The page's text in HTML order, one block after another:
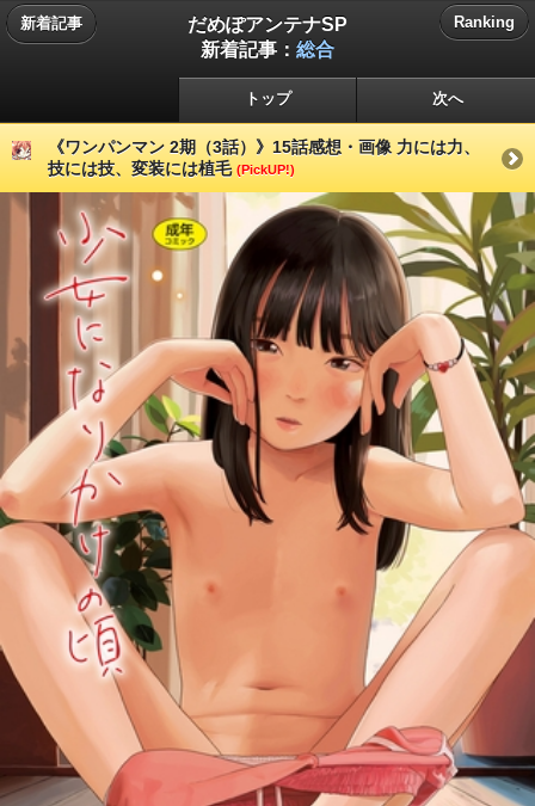
新着記事
だめぽアンテナSP
新着記事： 総合
Ranking
トップ 次へ
《ワンパンマン 2期（3話）》15話感想・画像 力には力、
技には技、変装には植毛 (PickUP!)